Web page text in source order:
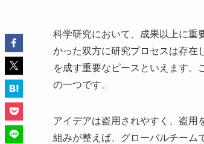
科学研究において、成果以上に重
かった双方に研究プロセスは存在
を成す重要なピースといえます。
の一つです。
アイデアは盗用されやすく、盗用
組みが整えば、グローバルチーム